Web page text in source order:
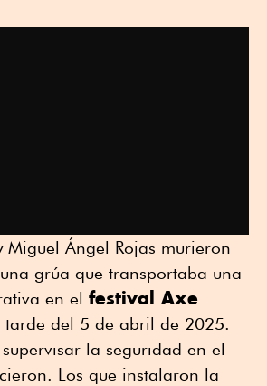
Miguel Ángel Rojas murieron
grúa que transportaba una
en el festival Axe
tarde del 5 de abril de 2025.
la seguridad en el
Los que instalaron la